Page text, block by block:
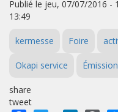
Publié le jeu, 07/07/2016
13:49
kermesse Foire
Okapi service
share
tweet